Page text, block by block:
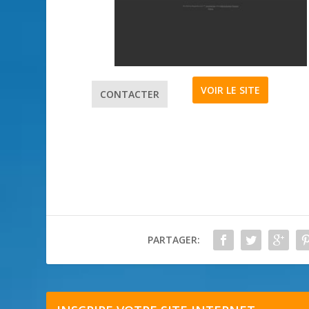
CONTACTER VOIR LE SITE
PARTAGER: